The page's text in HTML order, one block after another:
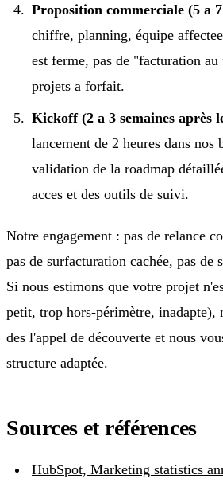
Proposition commerciale (5 a
chiffre, planning, équipe
est ferme, pas de "facturation
projets a forfait.
Kickoff (2 a 3 semaines après
lancement de 2 heures dans nos
validation de la roadmap
acces et des outils de suivi.
Notre engagement : pas de relance
pas de surfacturation cachée, pas de
Si nous estimons que votre projet
petit, trop hors-périmètre, inadapte),
des l'appel de découverte et nous
structure adaptée.
Sources et références
HubSpot, Marketing statistics